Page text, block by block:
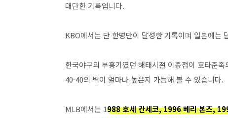
대단한 기록입니다.
KBO에서는 단 한명만이 달성한 기록이며 일본에는
한국야구의 부흥기였던 해태시절 이종점이 호타준
40-40의 벽이 얼마나 높은지 가늠해 볼 수 있습니다.
MLB에서는 1988 호세 칸세코, 1996 베리 본즈,